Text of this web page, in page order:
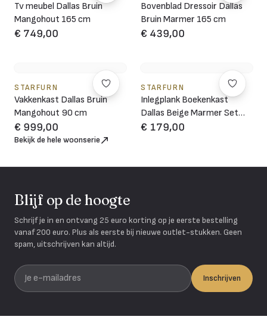
Tv meubel Dallas Bruin
Mangohout 165 cm
€ 749,00
Bovenblad Dressoir Dallas
Bruin Marmer 165 cm
€ 439,00
STARFURN
Vakkenkast Dallas Bruin
Mangohout 90 cm
€ 999,00
STARFURN
Inlegplank Boekenkast
Dallas Beige Marmer Set
van 2
€ 179,00
Bekijk de hele woonserie
Blijf op de hoogte
Schrijf je in en ontvang 25 euro korting op je eerste bestelling
vanaf 200 euro. Plus als eerste bij nieuwe outlet-stukken. Geen
spam, uitschrijven kan altijd.
Je e-mailadres
Inschrijven